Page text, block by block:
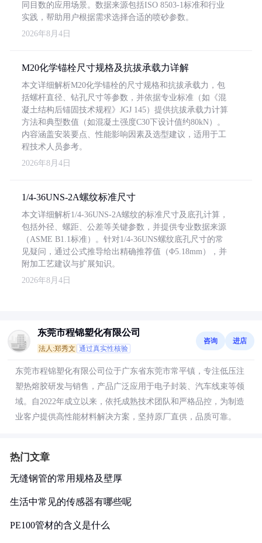
同目数的应用场景。数据来源包括ISO 8503-1标准和行业
实践，帮助用户根据需求选择合适的喷砂参数。
2026年8月4日
M20化学锚栓尺寸规格及抗拔承载力详解
本文详细解析M20化学锚栓的尺寸规格和抗拔承载力，包
括螺杆直径、钻孔尺寸等参数，并依据专业标准（如《混
凝土结构后锚固技术规程》JGJ 145）提供抗拔承载力计算
方法和典型数值（如混凝土强度C30下设计值约80kN）。
内容涵盖安装要点、性能影响因素及选型建议，适用于工
程技术人员参考。
2026年8月4日
1/4-36UNS-2A螺纹标准尺寸
本文详细解析1/4-36UNS-2A螺纹的标准尺寸及底孔计算，
包括外径、螺距、公差等关键参数，并提供专业数据来源
（ASME B1.1标准）。针对1/4-36UNS螺纹底孔尺寸的常
见疑问，通过公式推导给出精确推荐值（Φ5.18mm），并
附加工艺建议与扩展知识。
2026年8月4日
东莞市程锦塑化有限公司
法人:郑秀文 通过真实性核验
咨询 进店
东莞市程锦塑化有限公司位于广东省东莞市常平镇，专注低压注
塑热熔胶研发与销售，产品广泛应用于电子封装、汽车线束等领
域。自2022年成立以来，依托成熟技术团队和严格品控，为制造
业客户提供高性能材料解决方案，坚持原厂直供，品质可靠。
热门文章
无缝钢管的常用规格及壁厚
生活中常见的传感器有哪些呢
PE100管材的含义是什么